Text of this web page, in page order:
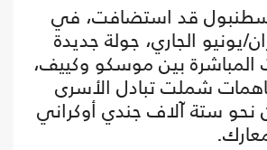
قد استضافت، في
يونيو الجاري، جولة جديدة
بين موسكو وكييف،
شملت تبادل الأسرى
نحو ستة آلاف جندي أوكراني